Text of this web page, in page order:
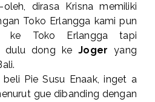
dirasa Krisna memiliki
Toko Erlangga kami pun
ke Toko Erlangga tapi
dulu dong keJoger yang
Pie Susu Enaak, inget a
gue dibanding dengan